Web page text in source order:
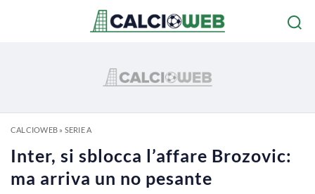
CALCIOWEB» SERIE A
Inter, si sblocca l’affare Brozovic:
ma arriva un no pesante